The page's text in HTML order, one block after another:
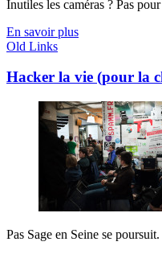
Inutiles les caméras ? Pas
En savoir plus
Old Links
Hacker la vie (pour la
Pas Sage en Seine se